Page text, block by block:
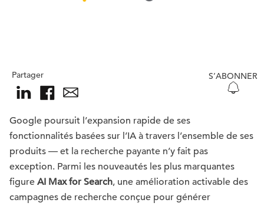
Partager S’ABONNER
Google poursuit l’expansion rapide de ses
fonctionnalités basées sur l’IA à travers l’ensemble de ses
produits — et la recherche payante n’y fait pas
exception. Parmi les nouveautés les plus marquantes
figure AI Max for Search, une amélioration activable des
campagnes de recherche conçue pour générer